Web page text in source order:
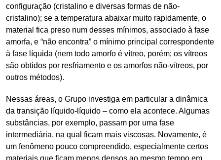
configuração (cristalino e diversas formas de não-
cristalino); se a temperatura abaixar muito rapidamente, o
material fica preso num desses mínimos, associado à fase
amorfa, e “não encontra” o mínimo principal correspondente
à fase líquida (nem todo amorfo é vítreo, porém; os vítreos
são obtidos por resfriamento e os amorfos não-vítreos, por
outros métodos).
Nessas áreas, o Grupo investiga em particular a dinâmica
da transição líquido-líquido – como ela acontece. Algumas
substâncias, por exemplo, passam por uma fase
intermediária, na qual ficam mais viscosas. Novamente, é
um fenômeno pouco compreendido, especialmente certos